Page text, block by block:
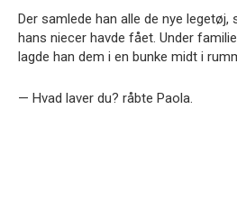
Der samlede han alle de nye legetøj,
hans niecer havde fået. Under
lagde han dem i en bunke midt i
— Hvad laver du? råbte Paola.